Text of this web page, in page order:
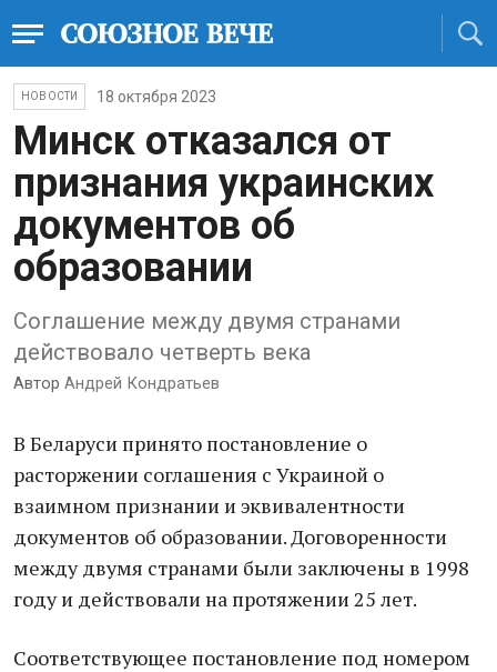
НОВОСТИ 18 октября 2023
Минск отказался от
признания украинских
документов об
образовании
Соглашение между двумя странами
действовало четверть века
Автор Андрей Кондратьев
В Беларуси принято постановление о
расторжении соглашения с Украиной о
взаимном признании и эквивалентности
документов об образовании. Договоренности
между двумя странами были заключены в 1998
году и действовали на протяжении 25 лет.
Соответствующее постановление под номером